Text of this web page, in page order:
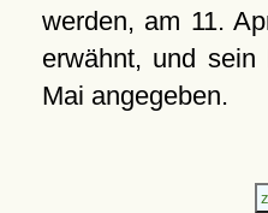
werden, am 11.
erwähnt, und
Mai angegeben.